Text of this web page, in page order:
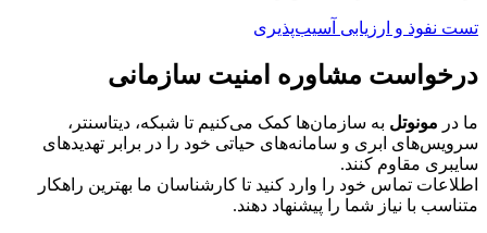
تست نفوذ و ارزیابی آسیب‌پذیری
درخواست مشاوره امنیت سازمانی
ما در مونوتل به سازمان‌ها کمک می‌کنیم تا شبکه، دیتاسنتر،
سرویس‌های ابری و سامانه‌های حیاتی خود را در برابر تهدیدهای
سایبری مقاوم کنند.
اطلاعات تماس خود را وارد کنید تا کارشناسان ما بهترین راهکار
متناسب با نیاز شما را پیشنهاد دهند.